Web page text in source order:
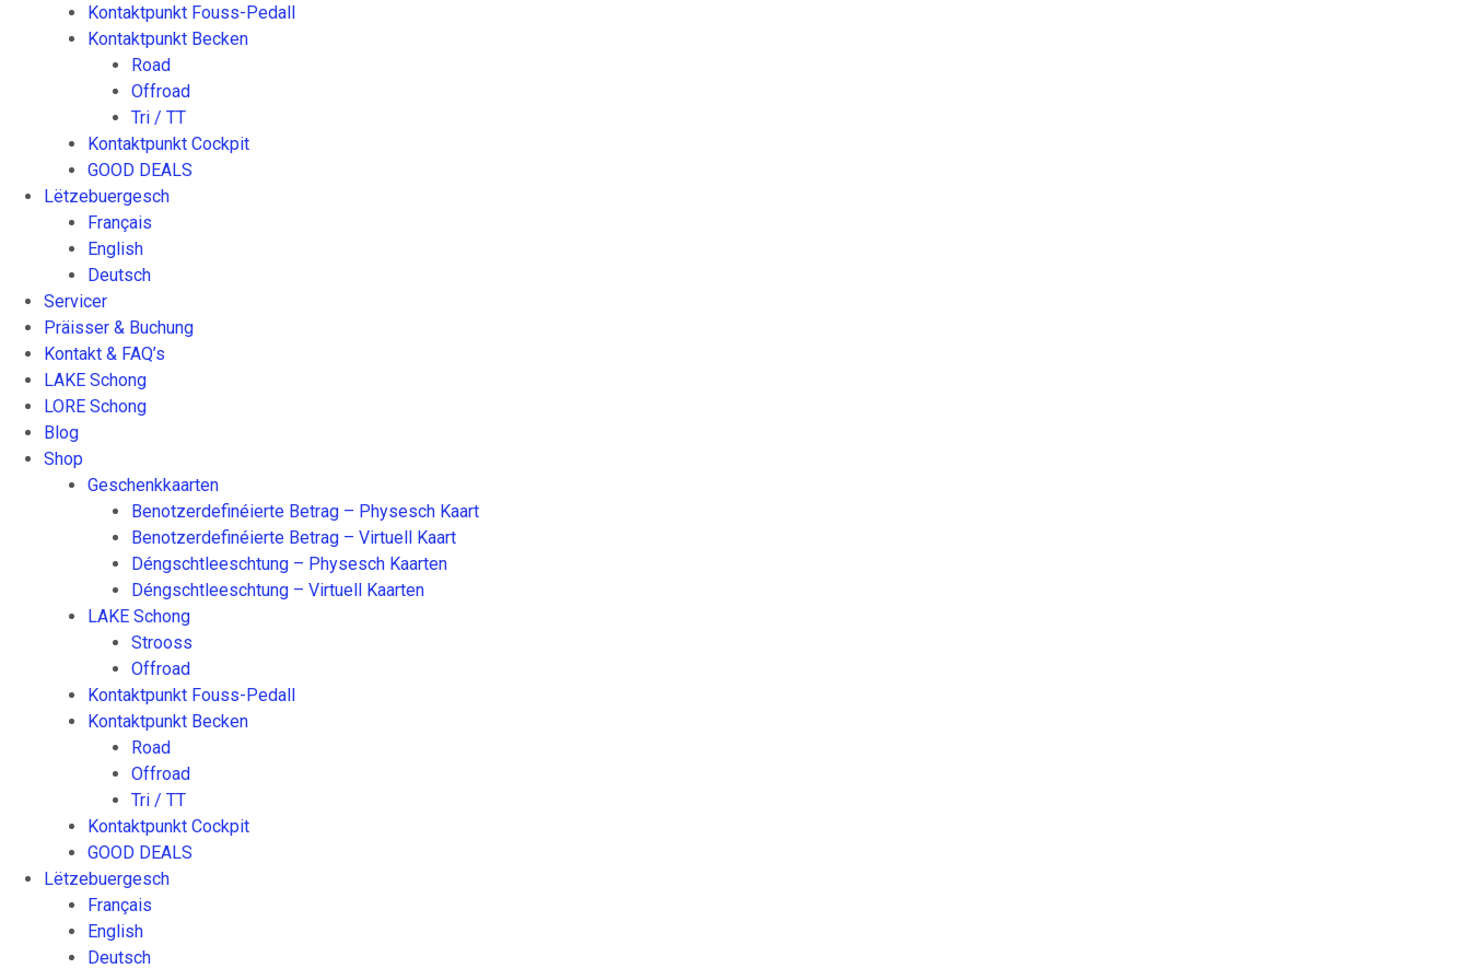
Kontaktpunkt Fouss-Pedall
Kontaktpunkt Becken
Road
Offroad
Tri / TT
Kontaktpunkt Cockpit
GOOD DEALS
Lëtzebuergesch
Français
English
Deutsch
Servicer
Präisser & Buchung
Kontakt & FAQ’s
LAKE Schong
LORE Schong
Blog
Shop
Geschenkkaarten
Benotzerdefinéierte Betrag – Physesch Kaart
Benotzerdefinéierte Betrag – Virtuell Kaart
Déngschtleeschtung – Physesch Kaarten
Déngschtleeschtung – Virtuell Kaarten
LAKE Schong
Strooss
Offroad
Kontaktpunkt Fouss-Pedall
Kontaktpunkt Becken
Road
Offroad
Tri / TT
Kontaktpunkt Cockpit
GOOD DEALS
Lëtzebuergesch
Français
English
Deutsch